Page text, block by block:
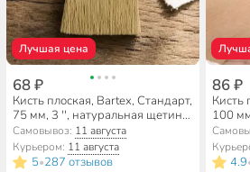
Лучшая цена
68 ₽
Кисть плоская, Bartex, Стандарт,
75 мм, 3 '', натуральная щетина,
рукоятка дерево, 1117130
Самовывоз: 11 августа
Курьером: 11 августа
5•287 отзывов
86 ₽
Кисть
100
4.9